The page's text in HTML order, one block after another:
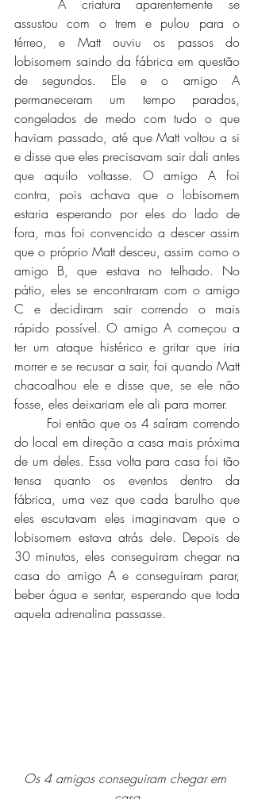
assustou com o trem e pulou para o
térreo, e Matt ouviu os passos do
lobisomem saindo da fábrica em questão
de segundos. Ele e o amigo A
permaneceram um tempo parados,
congelados de medo com tudo o que
haviam passado, até que Matt voltou a si
e disse que eles precisavam sair dali antes
que aquilo voltasse. O amigo A foi
contra, pois achava que o lobisomem
estaria esperando por eles do lado de
fora, mas foi convencido a descer assim
que o próprio Matt desceu, assim como o
amigo B, que estava no telhado. No
pátio, eles se encontraram com o amigo
C e decidiram sair correndo o mais
rápido possível. O amigo A começou a
ter um ataque histérico e gritar que iria
morrer e se recusar a sair, foi quando Matt
chacoalhou ele e disse que, se ele não
fosse, eles deixariam ele ali para morrer.
do local em direção a casa mais próxima
de um deles. Essa volta para casa foi tão
tensa quanto os eventos dentro da
fábrica, uma vez que cada barulho que
eles escutavam eles imaginavam que o
lobisomem estava atrás dele. Depois de
30 minutos, eles conseguiram chegar na
casa do amigo A e conseguiram parar,
beber água e sentar, esperando que toda
aquela adrenalina passasse.
Os 4 amigos conseguiram chegar em